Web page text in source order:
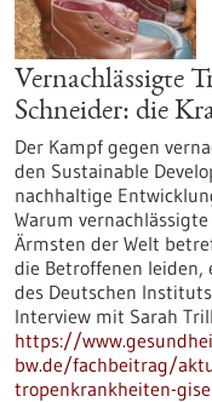
Vernachlässigte
Schneider: die
Der Kampf gegen
den Sustainable
nachhaltige
Warum
Ärmsten der Welt
die Betroffenen leiden,
des Deutschen
Interview mit Sarah
https://
bw.de/fachbeitrag/
tropenkrankheiten-